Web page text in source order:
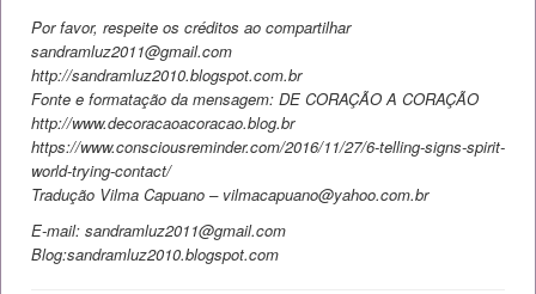
Por favor, respeite os créditos ao compartilhar
sandramluz2011@gmail.com
http://sandramluz2010.blogspot.com.br
Fonte e formatação da mensagem: DE CORAÇÃO A CORAÇÃO
http://www.decoracaoacoracao.blog.br
https://www.consciousreminder.com/2016/11/27/6-telling-signs-spirit-
world-trying-contact/
Tradução Vilma Capuano – vilmacapuano@yahoo.com.br
E-mail: sandramluz2011@gmail.com
Blog:sandramluz2010.blogspot.com